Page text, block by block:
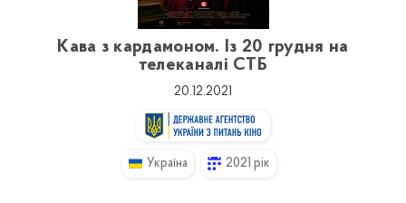
Кава з кардамоном. Із 20 грудня на
телеканалі СТБ
20.12.2021
Україна 2021 рік